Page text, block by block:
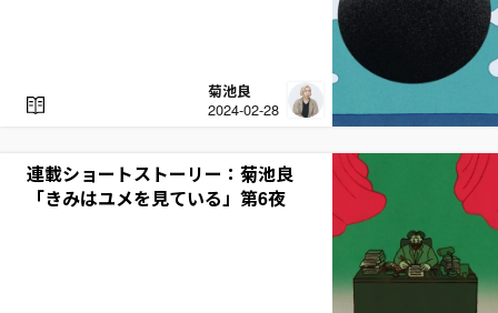
菊池良
2024-02-28
R
E
連載ショートストーリー：菊池良
「きみはユメを見ている」第6夜